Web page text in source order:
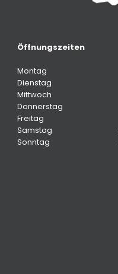
Öffnungszeiten
Montag
Dienstag
Mittwoch
Donnerstag
Freitag
Samstag
Sonntag